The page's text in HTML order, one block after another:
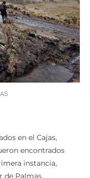
en el Cajas,
encontrados
instancia,
de Palmas,